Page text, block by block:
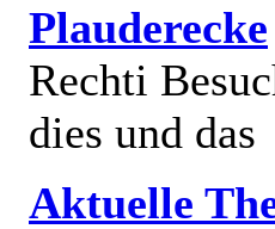
Plauderecke
Rechti
dies und das
Aktuelle